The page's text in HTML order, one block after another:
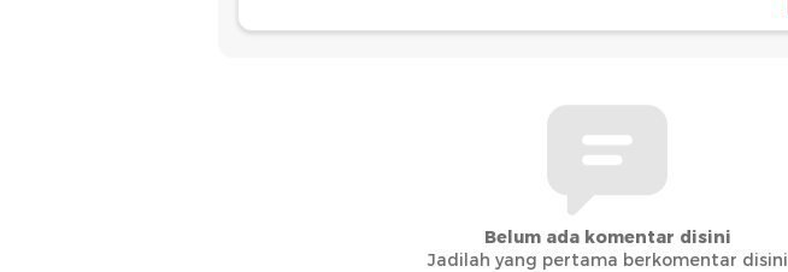
Belum ada komentar disini
Jadilah yang pertama berkomentar disini